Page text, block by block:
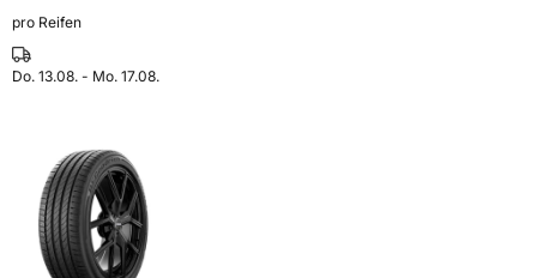
pro Reifen
Do. 13.08. - Mo. 17.08.